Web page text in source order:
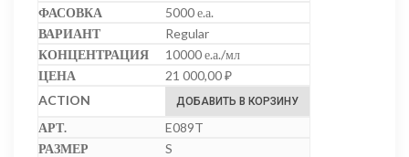
5000 е.а.
Regular
10000 е.а./мл
21 000,00₽
ДОБАВИТЬ В КОРЗИНУ
E089T
S